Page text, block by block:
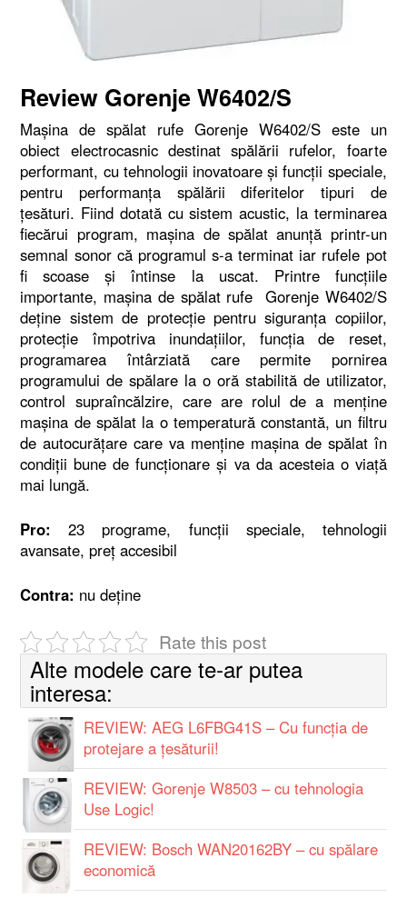
Review Gorenje W6402/S
Maşina de spălat rufe Gorenje W6402/S este un
obiect electrocasnic destinat spălării rufelor, foarte
performant, cu tehnologii inovatoare şi funcţii speciale,
pentru performanţa spălării diferitelor tipuri de
ţesături. Fiind dotată cu sistem acustic, la terminarea
fiecărui program, maşina de spălat anunţă printr-un
semnal sonor că programul s-a terminat iar rufele pot
fi scoase şi întinse la uscat. Printre funcţiile
importante, maşina de spălat rufe Gorenje W6402/S
deţine sistem de protecţie pentru siguranţa copiilor,
protecţie împotriva inundaţiilor, funcţia de reset,
programarea întârziată care permite pornirea
programului de spălare la o oră stabilită de utilizator,
control supraîncălzire, care are rolul de a menţine
maşina de spălat la o temperatură constantă, un filtru
de autocurăţare care va menţine maşina de spălat în
condiţii bune de funcţionare şi va da acesteia o viaţă
mai lungă.
Pro: 23 programe, funcţii speciale, tehnologii
avansate, preţ accesibil
Contra: nu deţine
Rate this post
Alte modele care te-ar putea
interesa:
REVIEW: AEG L6FBG41S – Cu funcția de
protejare a țesăturii!
REVIEW: Gorenje W8503 – cu tehnologia
Use Logic!
REVIEW: Bosch WAN20162BY – cu spălare
economică